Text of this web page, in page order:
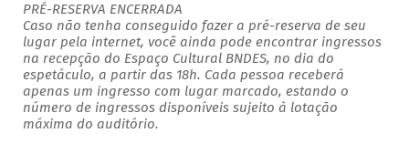
PRÉ-RESERVA ENCERRADA
Caso não tenha conseguido fazer a pré-reserva de seu
lugar pela internet, você ainda pode encontrar ingressos
na recepção do Espaço Cultural BNDES, no dia do
espetáculo, a partir das 18h. Cada pessoa receberá
apenas um ingresso com lugar marcado, estando o
número de ingressos disponíveis sujeito à lotação
máxima do auditório. ​